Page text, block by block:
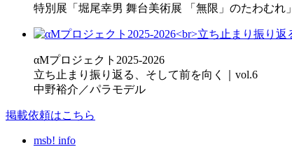
特別展「堀尾幸男 舞台美術展 「無限」のたわむれ」
αMプロジェクト2025-2026
立ち止まり振り返る、そして前を向く｜vol.6
中野裕介／パラモデル
掲載依頼はこちら
msb! info